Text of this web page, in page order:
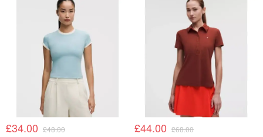
£34.00 £48.00 £44.00 £68.00